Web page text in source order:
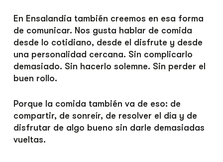
En Ensalandia también creemos en esa forma
de comunicar. Nos gusta hablar de comida
desde lo cotidiano, desde el disfrute y desde
una personalidad cercana. Sin complicarlo
demasiado. Sin hacerlo solemne. Sin perder el
buen rollo.
Porque la comida también va de eso: de
compartir, de sonreír, de resolver el día y de
disfrutar de algo bueno sin darle demasiadas
vueltas.